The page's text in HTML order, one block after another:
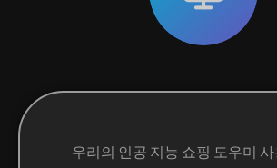
우리의 인공 지능 쇼핑 도우미